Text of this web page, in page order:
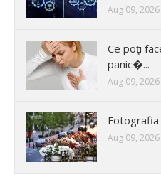
Aug 09, 2026
Ce poţi
panic�...
Aug 09, 2026
Fotografia
Aug 09, 2026